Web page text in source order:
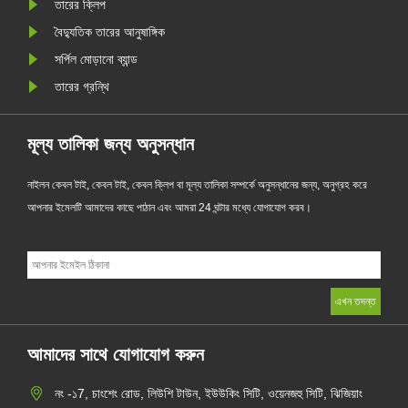
তারের ক্লিপ
বৈদ্যুতিক তারের আনুষাঙ্গিক
সর্পিল মোড়ানো ব্যান্ড
তারের গ্রন্থি
মূল্য তালিকা জন্য অনুসন্ধান
নাইলন কেবল টাই, কেবল টাই, কেবল ক্লিপ বা মূল্য তালিকা সম্পর্কে অনুসন্ধানের জন্য, অনুগ্রহ করে
আপনার ইমেলটি আমাদের কাছে পাঠান এবং আমরা 24 ঘন্টার মধ্যে যোগাযোগ করব।
আমাদের সাথে যোগাযোগ করুন
নং -১7, চাংশেং রোড, লিউশি টাউন, ইউউকিং সিটি, ওয়েনজহু সিটি, ঝিজিয়াং